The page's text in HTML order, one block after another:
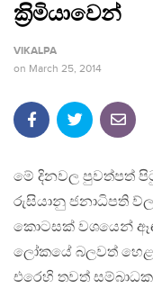
ක‍්‍රිමියාවෙන්
VIKALPA
on March 25, 2014
මේ දිනවල පුවත්පත්
රුසියානු ජනාධිපති
කොටසක් වශයෙන්
ලෝකයේ බලවත්
එරෙහි තවත්